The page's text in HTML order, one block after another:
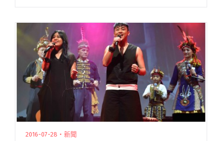
閱讀全文 "巨人般的壓倒性存在！日本前衛搖滾
樂團強勢登台"
2016-07-28・新聞